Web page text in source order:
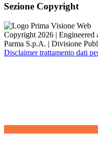
Sezione Copyright
Copyright 2026 | Engineered
Parma S.p.A. | Divisione
Disclaimer trattamento dati